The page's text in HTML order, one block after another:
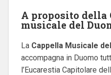
A proposito della
musicale del
La Cappella Musicale
accompagna in Duomo
l’Eucarestia Capitolare